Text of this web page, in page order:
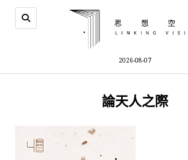
2026-08-07
論天人之際